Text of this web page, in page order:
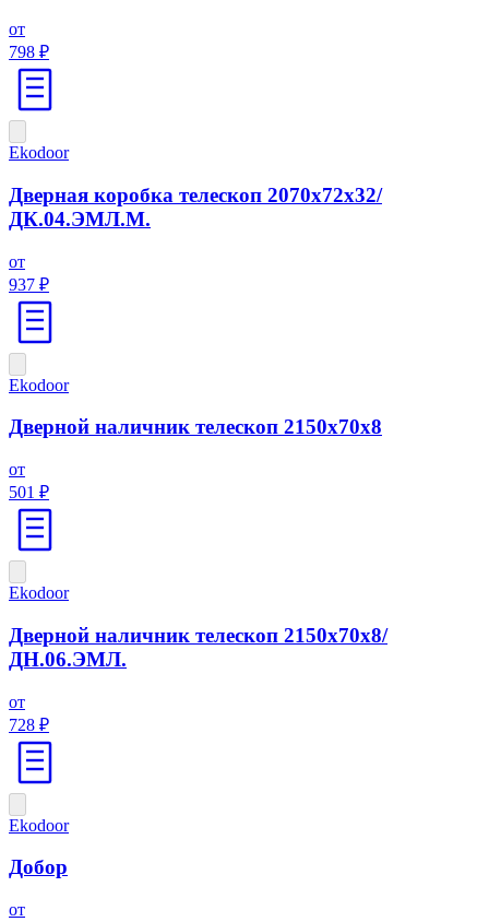
от
798 ₽
Ekodoor
Дверная коробка телескоп 2070х72х32/
ДК.04.ЭМЛ.М.
от
937 ₽
Ekodoor
Дверной наличник телескоп 2150х70х8
от
501 ₽
Ekodoor
Дверной наличник телескоп 2150х70х8/
ДН.06.ЭМЛ.
от
728 ₽
Ekodoor
Добор
от